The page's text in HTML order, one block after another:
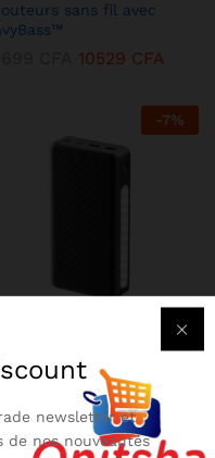
sans fil avec
10529 CFA
-7%
Traveler 3 Lit –
Externe 27000 mAh
Puissante
CFA 13409CFA
newsletter et
de nos nouveautés